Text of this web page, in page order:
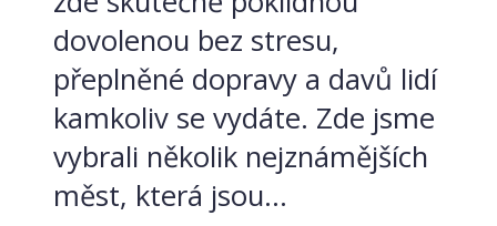
dovolenou bez stresu,
přeplněné dopravy a davů lidí
kamkoliv se vydáte. Zde jsme
vybrali několik nejznámějších
měst, která jsou...